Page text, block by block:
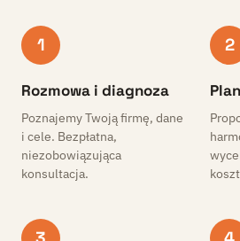
1
Rozmowa i diagnoza
Poznajemy Twoją firmę, dane
i cele. Bezpłatna,
niezobowiązująca
konsultacja.
2